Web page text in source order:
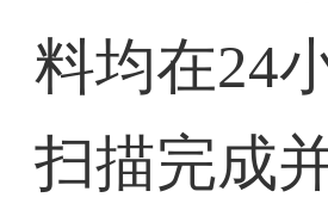
料均在24
扫描完成